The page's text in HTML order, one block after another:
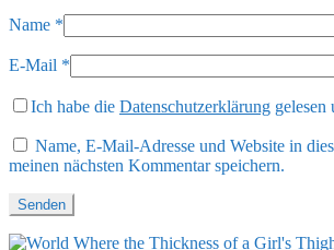
Name *
E-Mail *
Ich habe die Datenschutzerklärung gelesen
Name, E-Mail-Adresse und Website in
meinen nächsten Kommentar speichern.